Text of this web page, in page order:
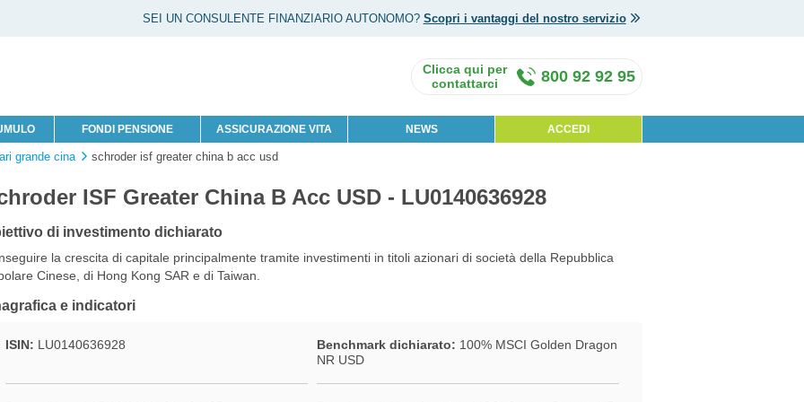
SEI UN CONSULENTE FINANZIARIO AUTONOMO? Scopri i vantaggi del nostro servizio
FONDI PENSIONE ASSICURAZIONE VITA NEWS ACCEDI
800 92 92 95
grande cina schroder isf greater china b acc usd
ISF Greater China B Acc USD - LU0140636928
di investimento dichiarato
la crescita di capitale principalmente tramite investimenti in titoli azionari di società della Repubblica
Cinese, di Hong Kong SAR e di Taiwan.
e indicatori
ISIN: LU0140636928 Benchmark dichiarato: 100% MSCI Golden Dragon
NR USD